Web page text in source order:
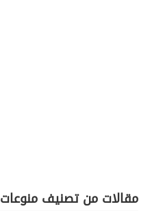
مقالات من تصنيف منوعات